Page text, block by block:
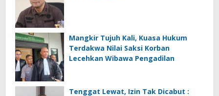
Mangkir Tujuh Kali, Kuasa Hukum
Terdakwa Nilai Saksi Korban
Lecehkan Wibawa Pengadilan
Tenggat Lewat, Izin Tak Dicabut :